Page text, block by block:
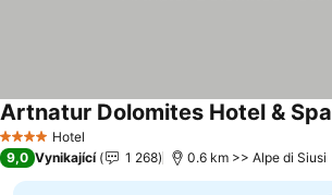
4 Počet hvězdiček
Hotel
Artnatur Dolomites Hotel & Spa
9,0 Vynikající 1 268 0.6 km >> Alpe di Siusi